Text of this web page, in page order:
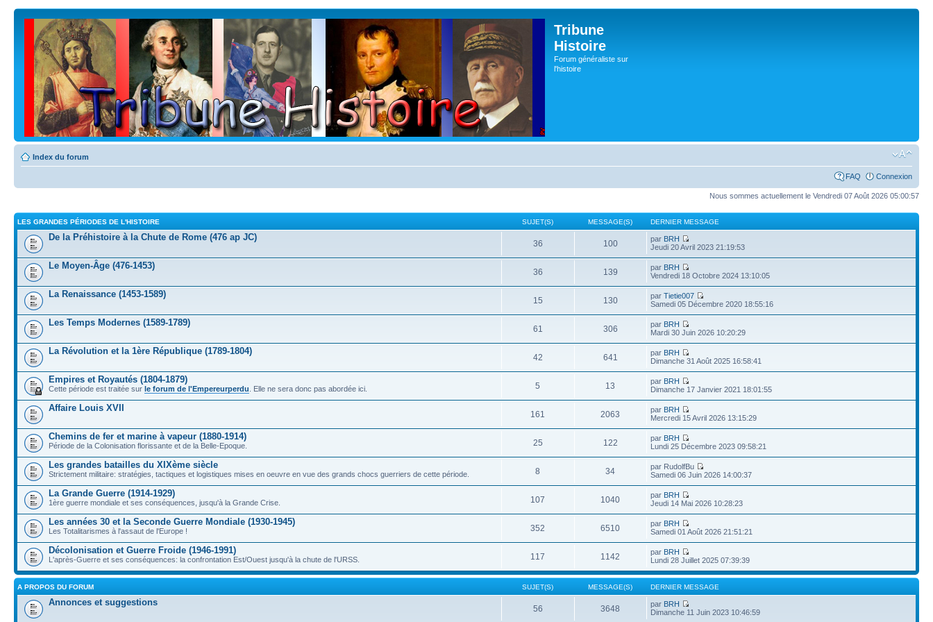
Tribune
Histoire
Forum généraliste sur
l'histoire
Index du forum
FAQ Connexion
Nous sommes actuellement le Vendredi 07 Août 2026 05:00:57
LES GRANDES PÉRIODES DE L'HISTOIRE SUJET(S) MESSAGE(S) DERNIER MESSAGE
De la Préhistoire à la Chute de Rome (476 ap JC)
36 100 par BRH
Jeudi 20 Avril 2023 21:19:53
Le Moyen-Âge (476-1453)
36 139 par BRH
Vendredi 18 Octobre 2024 13:10:05
La Renaissance (1453-1589)
15 130 parTietie007
Samedi 05 Décembre 2020 18:55:16
Les Temps Modernes (1589-1789)
61 306 par BRH
Mardi 30 Juin 2026 10:20:29
La Révolution et la 1ère République (1789-1804)
42 641 par BRH
Dimanche 31 Août 2025 16:58:41
Empires et Royautés (1804-1879)
Cette période est traitée sur le forum de l'Empereurperdu . Elle ne sera donc pas abordée ici. 5 13 par BRH
Dimanche 17 Janvier 2021 18:01:55
Affaire Louis XVII
161 2063 par BRH
Mercredi 15 Avril 2026 13:15:29
Chemins de fer et marine à vapeur (1880-1914)
Période de la Colonisation florissante et de la Belle-Epoque. 25 122 par BRH
Lundi 25 Décembre 2023 09:58:21
Les grandes batailles du XIXème siècle
Strictement militaire: stratégies, tactiques et logistiques mises en oeuvre en vue des grands chocs guerriers de cette période. 8 34
par RudolfBu
Samedi 06 Juin 2026 14:00:37
La Grande Guerre (1914-1929)
1ère guerre mondiale et ses conséquences, jusqu'à la Grande Crise. 107 1040 par BRH
Jeudi 14 Mai 2026 10:28:23
Les années 30 et la Seconde Guerre Mondiale (1930-1945)
Les Totalitarismes à l'assaut de l'Europe ! 352 6510 par BRH
Samedi 01 Août 2026 21:51:21
Décolonisation et Guerre Froide (1946-1991)
L'après-Guerre et ses conséquences: la confrontation Est/Ouest jusqu'à la chute de l'URSS. 117 1142 par BRH
Lundi 28 Juillet 2025 07:39:39
A PROPOS DU FORUM SUJET(S) MESSAGE(S) DERNIER MESSAGE
Annonces et suggestions
56 3648 par BRH
Dimanche 11 Juin 2023 10:46:59